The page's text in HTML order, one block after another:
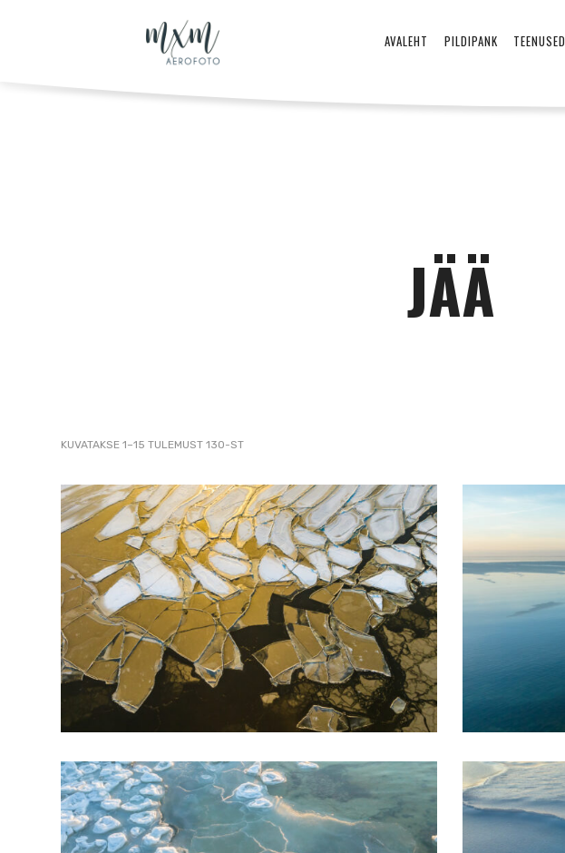
Aero
2007
droonilt,
lennukilt,
helikopterilt.
aerofoto
AVALEHT PILDIPANK TEENUSED
JÄÄ
KUVATAKSE 1–15 TULEMUST 130-STSORTED
LATEST